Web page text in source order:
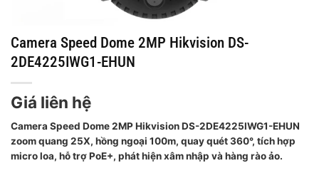
Camera Speed Dome 2MP Hikvision DS-
2DE4225IWG1-EHUN
Giá liên hệ
Camera Speed Dome 2MP Hikvision DS-2DE4225IWG1-EHUN
zoom quang 25X, hồng ngoại 100m, quay quét 360°, tích hợp
micro loa, hỗ trợ PoE+, phát hiện xâm nhập và hàng rào ảo.